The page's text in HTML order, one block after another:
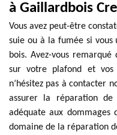
à Gaillardbois
Vous avez peut-être
suie ou à la fumée si vous
bois. Avez-vous
sur votre plafond et
n’hésitez pas à contacter
assurer la réparation de
adéquate aux dommages
domaine de la réparation